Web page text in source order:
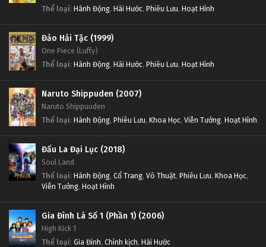
Thể loại: Hành Động, Hài Hước, Phiêu Lưu, Hoạt Hình
Đảo Hải Tặc (1999)
One Piece (Luffy)
Thể loại: Hành Động, Hài Hước, Phiêu Lưu, Hoạt Hình
Naruto Shippuden (2007)
Naruto Shippuuden
Thể loại: Hành Động, Phiêu Lưu, Khoa Học, Viễn Tưởng, Hoạt Hình
Đấu La Đại Lục (2018)
Soul Land
Thể loại: Hành Động, Cổ Trang, Võ Thuật, Phiêu Lưu, Khoa Học,
Viễn Tưởng, Hoạt Hình
Gia Đình Là Số 1 (Phần 1) (2006)
High Kick 1
Thể loại: Gia Đình, Chính kịch, Hài Hước